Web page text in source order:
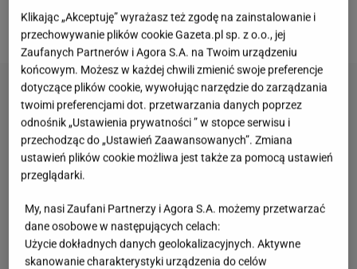
dodatkiemdo każdejgarderoby
Klikając „Akceptuję” wyrażasz też zgodę na zainstalowanie i
przechowywanie plików cookie Gazeta.pl sp. z o.o., jej
Zaufanych Partnerów i Agora S.A. na Twoim urządzeniu
końcowym. Możesz w każdej chwili zmienić swoje preferencje
dotyczące plików cookie, wywołując narzędzie do zarządzania
twoimi preferencjami dot. przetwarzania danych poprzez
odnośnik „Ustawienia prywatności ” w stopce serwisu i
przechodząc do „Ustawień Zaawansowanych”. Zmiana
ustawień plików cookie możliwa jest także za pomocą ustawień
przeglądarki.
My, nasi Zaufani Partnerzy i Agora S.A. możemy przetwarzać
dane osobowe w następujących celach:
Użycie dokładnych danych geolokalizacyjnych. Aktywne
skanowanie charakterystyki urządzenia do celów